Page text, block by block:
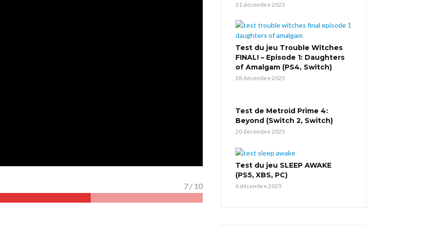
7 / 10
31 décembre 2025
Test du jeu Trouble Witches
FINAL! – Episode 1: Daughters
of Amalgam (PS4, Switch)
28 décembre 2025
Test de Metroid Prime 4:
Beyond (Switch 2, Switch)
20 décembre 2025
Test du jeu SLEEP AWAKE
(PS5, XBS, PC)
6 décembre 2025